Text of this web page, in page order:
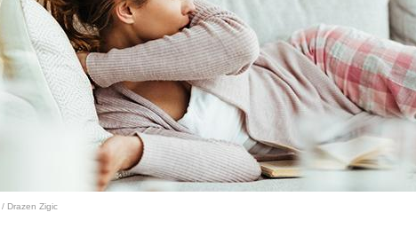
/ Drazen Zigic